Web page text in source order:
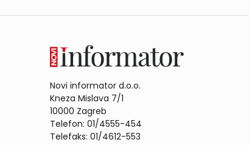
Novi informator d.o.o.
Kneza Mislava 7/1
10000 Zagreb
Telefon: 01/4555-454
Telefaks: 01/4612-553